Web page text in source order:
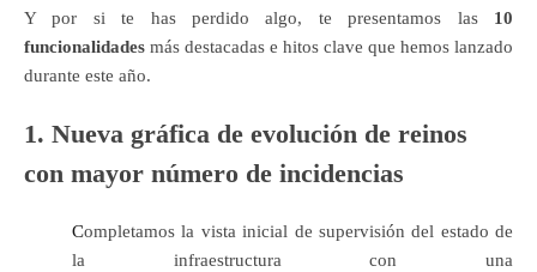
Y por si te has perdido algo, te presentamos las 10
funcionalidades más destacadas e hitos clave que hemos lanzado
durante este año.
1. Nueva gráfica de evolución de reinos
con mayor número de incidencias
Completamos la vista inicial de supervisión del estado de
la infraestructura con una